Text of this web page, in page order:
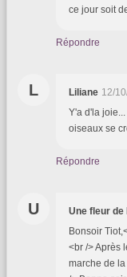
ce jour soit
Répondre
L Liliane 12/
Y'a d'la
oiseaux se
Répondre
U Une fleur de
Bonsoir
<br /> Après
marche de